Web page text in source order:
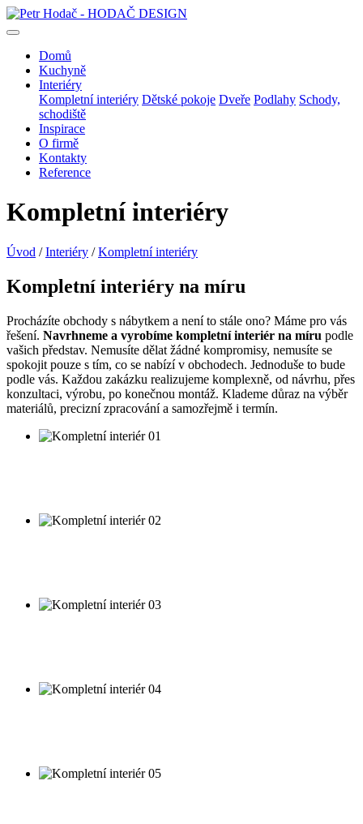
Domů
Kuchyně
Interiéry
Kompletní interiéry Dětské pokoje Dveře Podlahy Schody,
schodiště
Inspirace
O firmě
Kontakty
Reference
Kompletní interiéry
Úvod /Interiéry /Kompletní interiéry
Kompletní interiéry na míru
Procházíte obchody s nábytkem a není to stále ono? Máme pro vás
řešení. Navrhneme a vyrobíme kompletní interiér na míru podle
vašich představ. Nemusíte dělat žádné kompromisy, nemusíte se
spokojit pouze s tím, co se nabízí v obchodech. Jednoduše to bude
podle vás. Každou zakázku realizujeme komplexně, od návrhu, přes
konzultaci, výrobu, po konečnou montáž. Klademe důraz na výběr
materiálů, precizní zpracování a samozřejmě i termín.